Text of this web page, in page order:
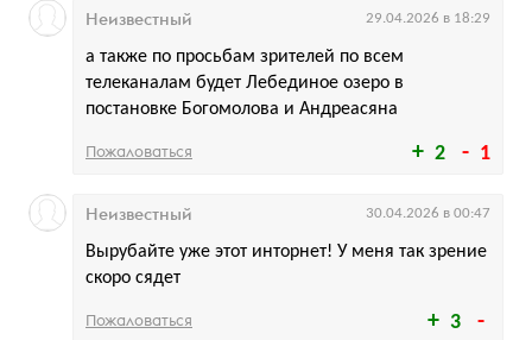
2 1
а также по просьбам зрителей по всем
телеканалам будет Лебединое озеро в
постановке Богомолова и Андреасяна
Неизвестный 29.04.2026 в 18:29
Пожаловаться
3
Вырубайте уже этот инторнет! У меня так зрение
скоро сядет
Неизвестный 30.04.2026 в 00:47
Пожаловаться